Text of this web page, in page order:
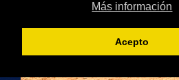
Más información
Acepto